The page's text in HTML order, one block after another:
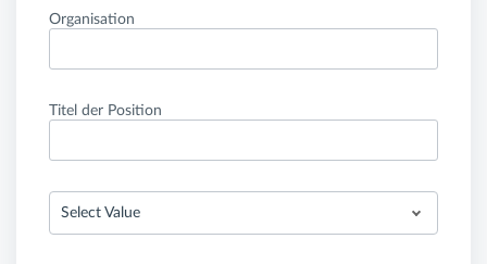
Organisation
Titel der Position
Select Value